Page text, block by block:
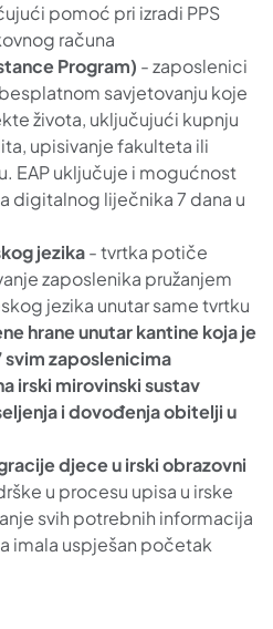
pomoć pri izradi PPS
računa
Program) - zaposlenici
savjetovanju koje
života, uključujući kupnju
upisivanje fakulteta ili
EAP uključuje i mogućnost
digitalnog liječnika 7 dana u
jezika- tvrtka potiče
zaposlenika pružanjem
jezika unutar same tvrtku
hrane unutar kantine koja je
svim zaposlenicima
irski mirovinski sustav
i dovođenja obitelji u
djece u irski obrazovni
u procesu upisa u irske
svih potrebnih informacija
imala uspješan početak